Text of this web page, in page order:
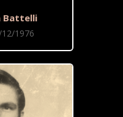
Battelli
1976